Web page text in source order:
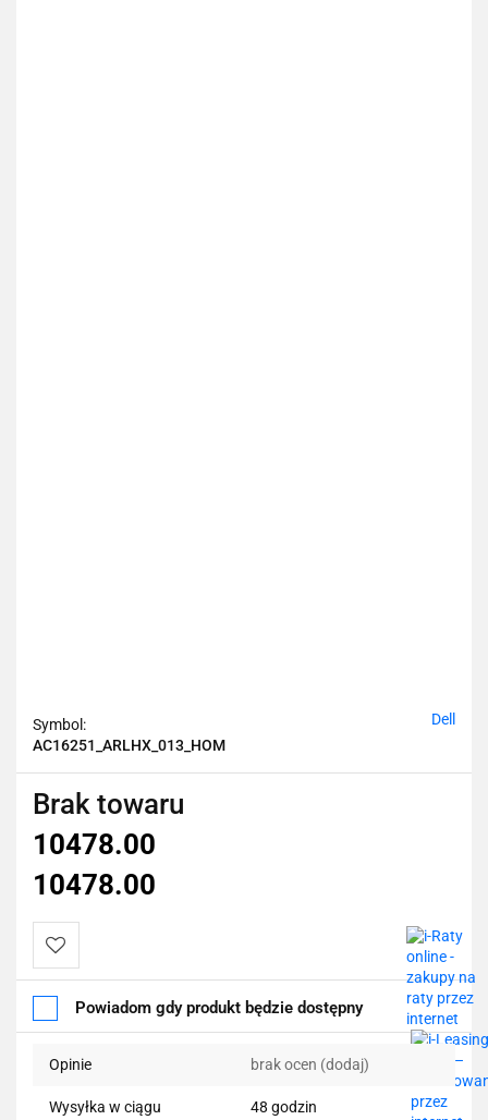
Symbol:
AC16251_ARLHX_013_HOM
Dell
Brak towaru
10478.00
10478.00
Do
przechowalni
Powiadom gdy produkt będzie dostępny
Opinie brak ocen (dodaj)
Wysyłka w ciągu 48 godzin